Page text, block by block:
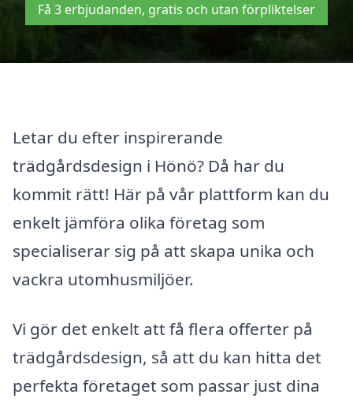
Få 3 erbjudanden, gratis och utan förpliktelser
Letar du efter inspirerande
trädgårdsdesign i Hönö? Då har du
kommit rätt! Här på vår plattform kan du
enkelt jämföra olika företag som
specialiserar sig på att skapa unika och
vackra utomhusmiljöer.
Vi gör det enkelt att få flera offerter på
trädgårdsdesign, så att du kan hitta det
perfekta företaget som passar just dina